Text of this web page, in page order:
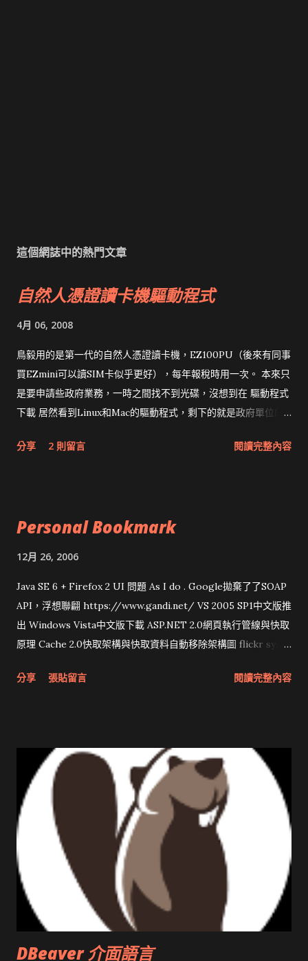
這個網誌中的熱門文章
自然人憑證讀卡機驅動程式
4月 06, 2008
鳥毅用的是第一代的自然人憑證讀卡機，EZ100PU（後來有同事
買EZmini可以讀SIM卡似乎更好），每年報稅時用一次。 本來只
是要申請些政府業務，一時之間找不到光碟，沒想到在 驅動程式
下載 居然看到Linux和Mac的驅動程式，剩下的就是政府單位的
分享 2 則留言 閱讀完整內容
Personal Bookmark
12月 26, 2006
Java SE 6 + Firefox 2 UI 問題 As I do . Google拋棄了了SOAP
API，浮想聯翩 https://www.gandi.net/ VS 2005 SP1中文版推
出 Windows Vista中文版下載 ASP.NET 2.0網頁執行管線與快取
原理 Cache 2.0快取架構與快取資料自動移除架構圖 flickr sync
圖治推動改革 Wait and see 國內某SOC疑遭駭客入侵 大砲開講
分享 張貼留言 閱讀完整內容
DBeaver 介面語言